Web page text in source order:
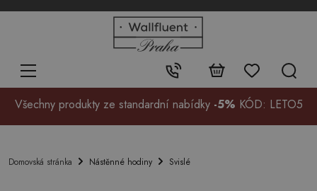
Kontakt:
+48
99
Všechny produkty ze standardní nabídky -5% KÓD: LETO5
Domovská stránka Nástěnné hodiny Svislé